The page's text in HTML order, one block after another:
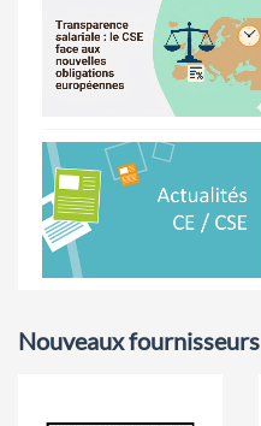
Nouveaux fournisseurs